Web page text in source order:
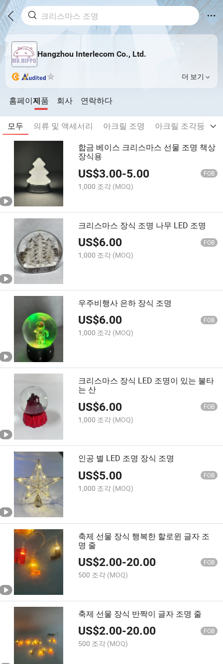
Hangzhou Interlecom Co., Ltd.
더 보기
홈페이지제품 회사 연락하다
모두 의류 및 액세서리 아크릴 조명 아크릴 조각등
합금 베이스 크리스마스 선물 조명 책상
장식용
US$3.00-5.00 FOB
1,000 조각 (MOQ)
크리스마스 장식 조명 나무 LED 조명
US$6.00 FOB
1,000 조각 (MOQ)
우주비행사 은하 장식 조명
US$6.00 FOB
1,000 조각 (MOQ)
크리스마스 장식 LED 조명이 있는 불타
는 산
US$6.00 FOB
1,000 조각 (MOQ)
인공 별 LED 조명 장식 조명
US$5.00 FOB
1,000 조각 (MOQ)
축제 선물 장식 행복한 할로윈 글자 조
명 줄
US$2.00-20.00 FOB
500 조각 (MOQ)
축제 선물 장식 반짝이 글자 조명 줄
US$2.00-20.00 FOB
500 조각 (MOQ)